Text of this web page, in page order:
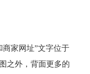
家网址”文字位于
之外，背面更多的